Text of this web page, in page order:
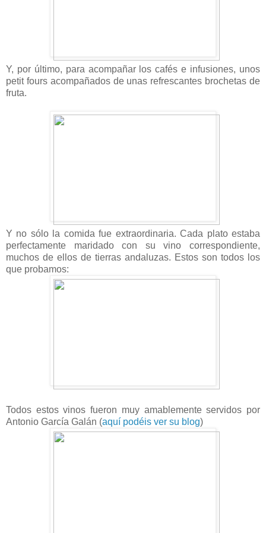
Y, por último, para acompañar los cafés e infusiones, unos
petit fours acompañados de unas refrescantes brochetas de
fruta.
Y no sólo la comida fue extraordinaria. Cada plato estaba
perfectamente maridado con su vino correspondiente,
muchos de ellos de tierras andaluzas. Estos son todos los
que probamos:
Todos estos vinos fueron muy amablemente servidos por
Antonio García Galán (aquí podéis ver su blog)